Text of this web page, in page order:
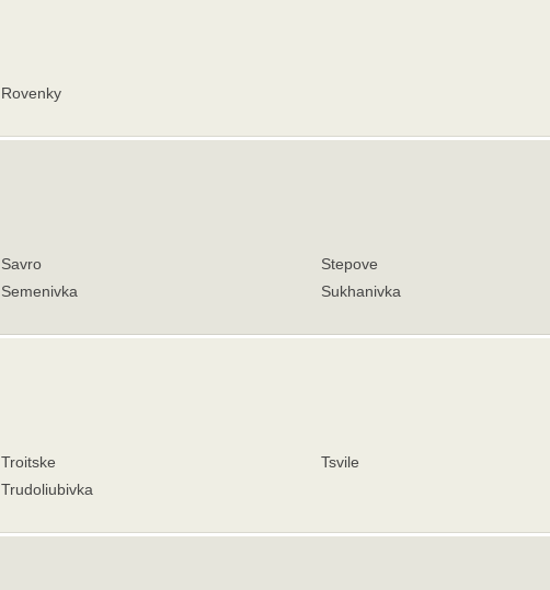
Rovenky
Savro
Semenivka
Stepove
Sukhanivka
Troitske
Trudoliubivka
Tsvile